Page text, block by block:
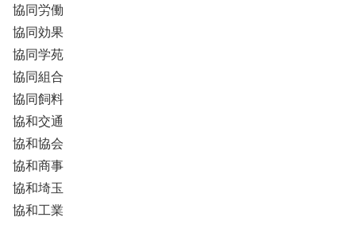
協同労働
協同効果
協同学苑
協同組合
協同飼料
協和交通
協和協会
協和商事
協和埼玉
協和工業